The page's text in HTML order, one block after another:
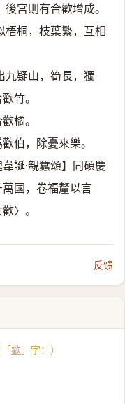
宮則有合歡增成。
梧桐，枝葉繁，互相
九疑山，筍長，獨
竹。
橘。
伯，除憂來樂。
誕·親蠶頌】同碩慶
國，卷福釐以言
〉。
反馈
歡 」字：）